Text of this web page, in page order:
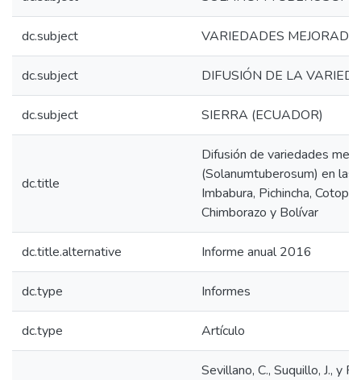
dc.subject VARIEDADES
dc.subject DIFUSIÓN DE LA
dc.subject SIERRA (ECUADOR)
dc.title
Difusión de variedades
(Solanumtuberosum) en las
Imbabura, Pichincha,
Chimborazo y Bolívar
dc.title.alternative Informe anual 2016
dc.type Informes
dc.type Artículo
Sevillano, C., Suquillo, J., y